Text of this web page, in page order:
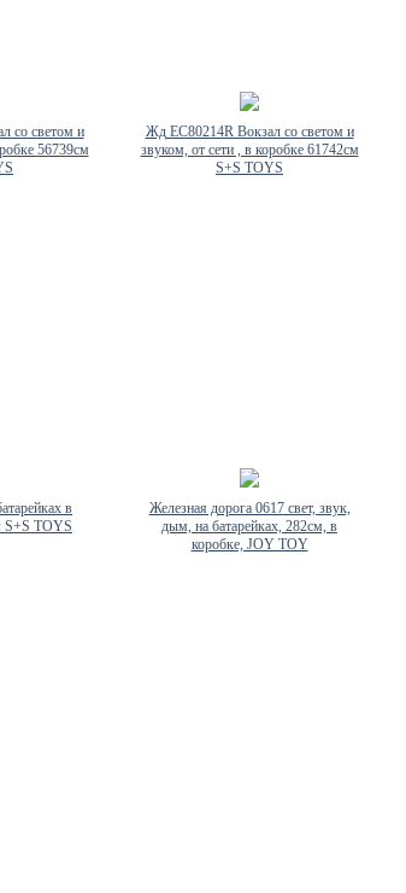
со светом и
56739см
Жд EC80214R Вокзал со светом и
звуком, от сети , в коробке 61742см
S+S TOYS
в
S+S TOYS
Железная дорога 0617 свет, звук,
дым, на батарейках, 282см, в
коробке, JOY TOY